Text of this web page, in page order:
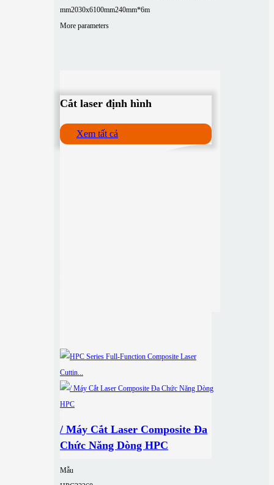
mm2030x6100mm240mm*6m
More parameters
Cắt laser định hình
Xem tất cả
/ Máy Cắt Laser Composite Đa
Chức Năng Dòng HPC
Mẫu